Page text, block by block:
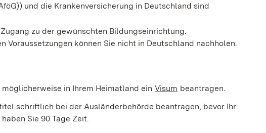
und die Krankenversicherung in Deutschland sind
zu der gewünschten Bildungseinrichtung.
Voraussetzungen können Sie nicht in Deutschland nachholen.
in Ihrem Heimatland ein Visum beantragen.
schriftlich bei der Ausländerbehörde beantragen, bevor Ihr
Sie 90 Tage Zeit.